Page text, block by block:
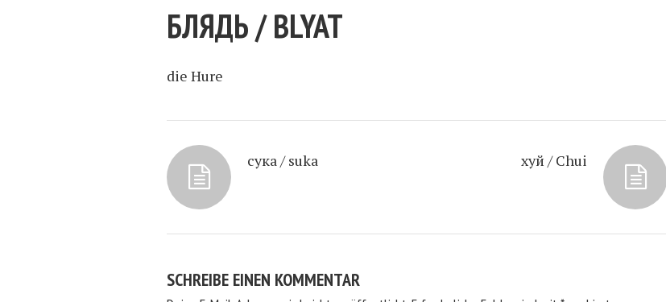
БЛЯДЬ / BLYAT
die Hure
сука / suka хуй / Chui
SCHREIBE EINEN KOMMENTAR